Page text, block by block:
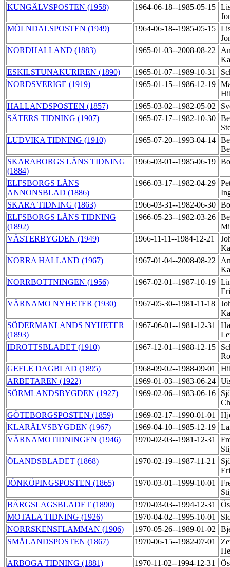
KUNGÄLVSPOSTEN (1958)
1964-06-18--1985-05-15
MÖLNDALSPOSTEN (1949)
1964-06-18--1985-05-15
NORDHALLAND (1883)
1965-01-03--2008-08-22
ESKILSTUNAKURIREN (1890)
1965-01-07--1989-10-31
NORDSVERIGE (1919)
1965-01-15--1986-12-19
HALLANDSPOSTEN (1857)
1965-03-02--1982-05-02
SÄTERS TIDNING (1907)
1965-07-17--1982-10-30
LUDVIKA TIDNING (1910)
1965-07-20--1993-04-14
SKARABORGS LÄNS TIDNING
(1884)
1966-03-01--1985-06-19
ELFSBORGS LÄNS
ANNONSBLAD (1886)
1966-03-17--1982-04-29
SKARA TIDNING (1863)
1966-03-31--1982-06-30
ELFSBORGS LÄNS TIDNING
(1892)
1966-05-23--1982-03-26
VÄSTERBYGDEN (1949)
1966-11-11--1984-12-21
NORRA HALLAND (1967)
1967-01-04--2008-08-22
NORRBOTTNINGEN (1956)
1967-02-01--1987-10-19
VÄRNAMO NYHETER (1930)
1967-05-30--1981-11-18
SÖDERMANLANDS NYHETER
(1893)
1967-06-01--1981-12-31
IDROTTSBLADET (1910)
1967-12-01--1988-12-15
GEFLE DAGBLAD (1895)
1968-09-02--1988-09-01
ARBETAREN (1922)
1969-01-03--1983-06-24
SÖRMLANDSBYGDEN (1927)
1969-02-06--1983-06-16
GÖTEBORGSPOSTEN (1859)
1969-02-17--1990-01-01
KLARÄLVSBYGDEN (1967)
1969-04-10--1985-12-19
VÄRNAMOTIDNINGEN (1946)
1970-02-03--1981-12-31
ÖLANDSBLADET (1868)
1970-02-19--1987-11-21
JÖNKÖPINGSPOSTEN (1865)
1970-03-01--1999-10-01
BÄRGSLAGSBLADET (1890)
1970-03-03--1994-12-31
MOTALA TIDNING (1926)
1970-04-02--1995-10-01
NORRSKENSFLAMMAN (1906)
1970-05-26--1989-01-02
SMÅLANDSPOSTEN (1867)
1970-06-15--1982-07-01
ARBOGA TIDNING (1881)
1970-11-02--1994-12-31